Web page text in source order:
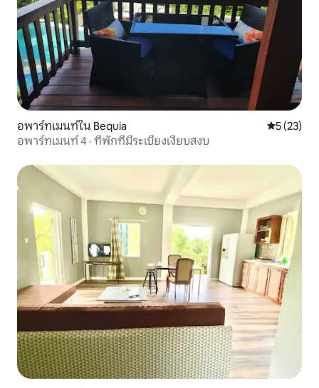
อพาร์ทเมนท์ใน Bequia คะแนนเฉลี่
5 (23)
อพาร์ทเมนท์ 4 · ที่พักที่มีระเบียงเงียบสงบ